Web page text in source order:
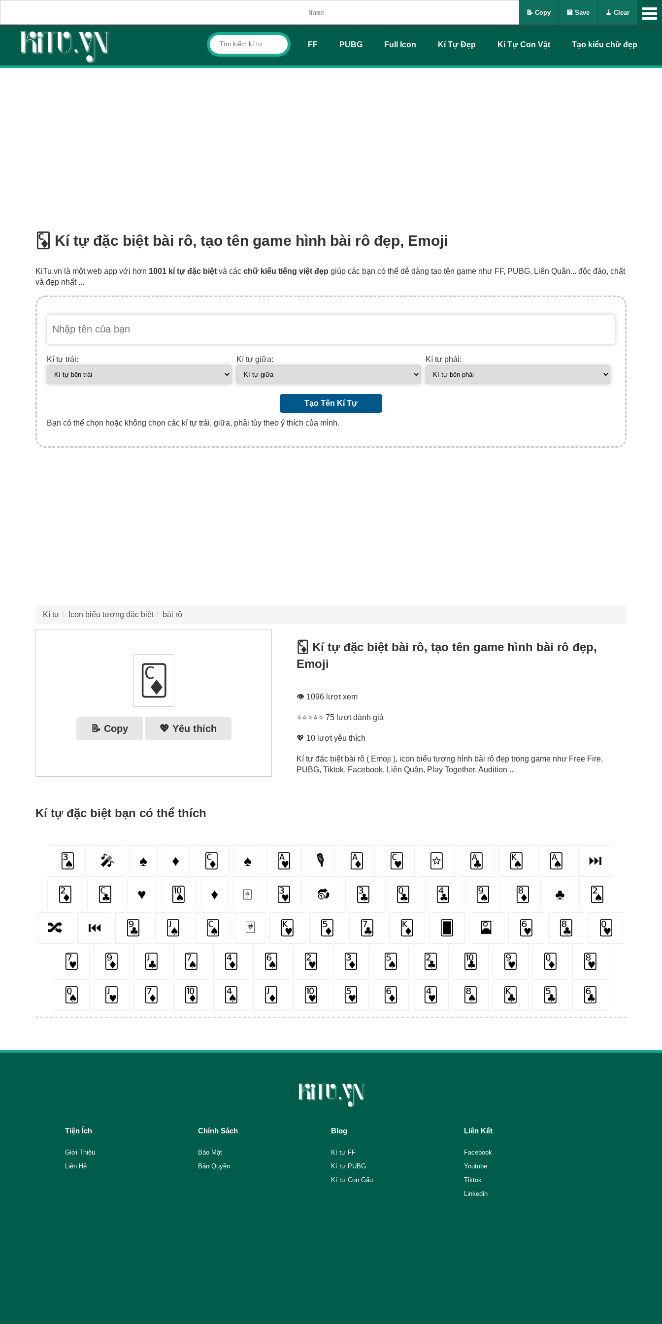
FF PUBG Full Icon Kí Tự Đẹp Kí Tự Con Vật Tạo kiểu chữ đẹp
🃌 Kí tự đặc biệt bài rô, tạo tên game hình bài rô đẹp, Emoji
KiTu.vn là một web app với hơn 1001 kí tự đặc biệt và các chữ kiểu tiếng việt đẹp giúp các bạn có thể dễ dàng tạo tên game như FF, PUBG, Liên Quân... độc đáo, chất
và đẹp nhất ...
Kí tự trái: Kí tự giữa: Kí tự phải:
Tạo Tên Kí Tự
Bạn có thể chọn hoặc không chọn các kí tự trái, giữa, phải tùy theo ý thích của mình.
Kí tự Icon biểu tượng đặc biệt bài rô
🃌
📝 Copy 💖 Yêu thích
🃌 Kí tự đặc biệt bài rô, tạo tên game hình bài rô đẹp,
Emoji
👁 1096 lượt xem
⭐⭐⭐⭐⭐ 75 lượt đánh giá
💖 10 lượt yêu thích
Kí tự đặc biệt bài rô ( Emoji ), icon biểu tượng hình bài rô đẹp trong game như Free Fire,
PUBG, Tiktok, Facebook, Liên Quân, Play Together, Audition ..
Kí tự đặc biệt bạn có thể thích
🂣 🎤 ♠ ♦️ 🃌 ♠️ 🂱 🎙 🃁 🂼 🃟 🃑 🂮 🂡 ⏭
🃂 🃜 ♥️ 🂪 ♦ 🀄 🂳 🔂 🃓 🃝 🃔 🂩 🃈 ♣️ 🂢
🔀 ⏮ 🃙 🂫 🂬 🃏 🂾 🃅 🃗 🃎 🎴 🂶 🃘 🂽
🂷 🃉 🃛 🂧 🃄 🂦 🂲 🃃 🂥 🃒 🃚 🂹 🃍 🂸
🂭 🂻 🃇 🃊 🂤 🃋 🂺 🂵 🃆 🂴 🂨 🃞 🃕 🃖
Tiện Ích
Giới Thiệu
Liên Hệ
Chính Sách
Bảo Mật
Bản Quyền
Blog
Kí tự FF
Kí tự PUBG
Kí tự Con Gấu
Liên Kết
Facebook
Youtube
Tiktok
Linkedin
📝 Copy 💾 Save 🧹 Clear